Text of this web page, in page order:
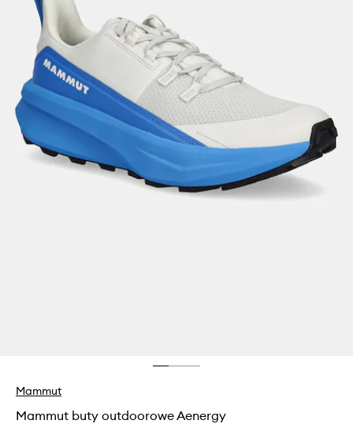
Mammut
Mammut buty outdoorowe Aenergy